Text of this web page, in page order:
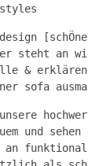
steht an
&
sofa
und
an